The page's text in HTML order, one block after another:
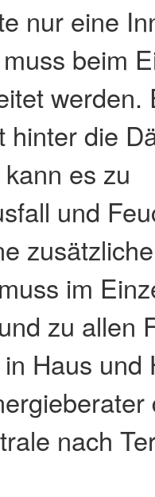
nur eine
beim
werden.
hinter die
es zu
und
im
zu allen
Haus
nach